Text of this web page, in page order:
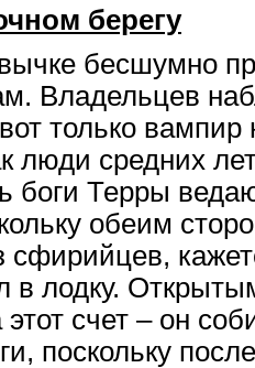
берегу
бесшумно
Владельцев
только вампир
люди средних
Терры
обеим
сфирийцев,
в лодку.
счет – он
поскольку